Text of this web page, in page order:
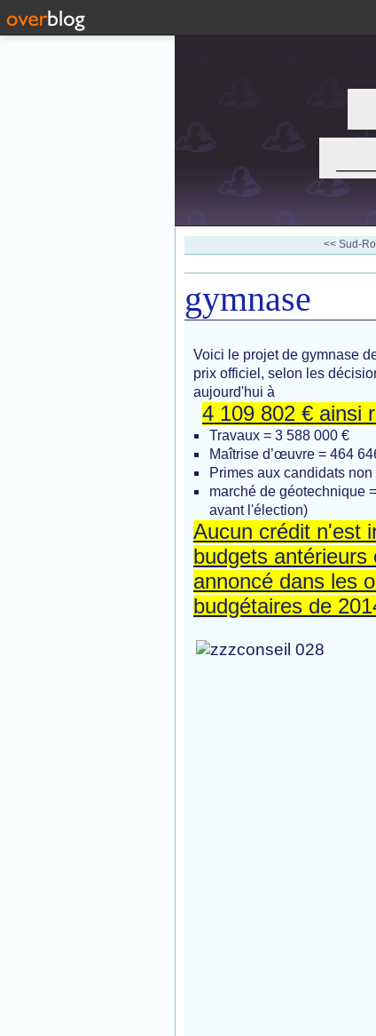
<< Sud-
gymnase
Voici le projet de gymnase
prix officiel, selon les
aujourd'hui à
4 109 802 € ainsi
Travaux = 3 588 000 €
Maîtrise d’œuvre = 464
Primes aux candidats
marché de géotechnique
avant l'élection)
Aucun crédit n'est
budgets antérieurs
annoncé dans les
budgétaires de